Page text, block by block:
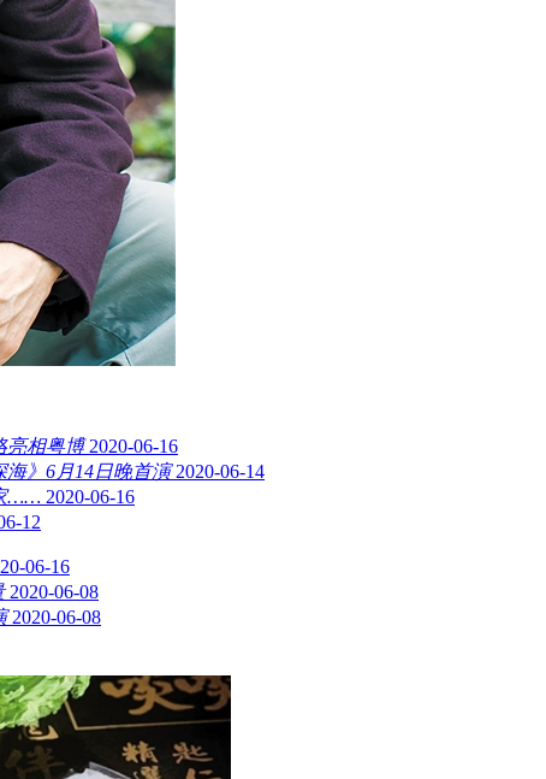
亮相粤博 2020-06-16
》6月14日晚首演 2020-06-14
…… 2020-06-16
12
06-16
2020-06-08
2020-06-08